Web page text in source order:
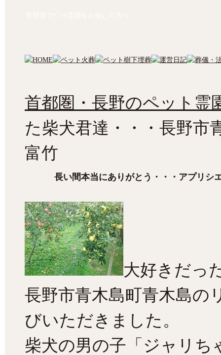
首都圏・長野のペット霊
た柴犬君達・・・長野市
富竹
長い間本当にありがとう・・・アプリシ
大好きだっ
長野市青木島町青木島の
びいただきました。
柴犬の男の子「ジャリち